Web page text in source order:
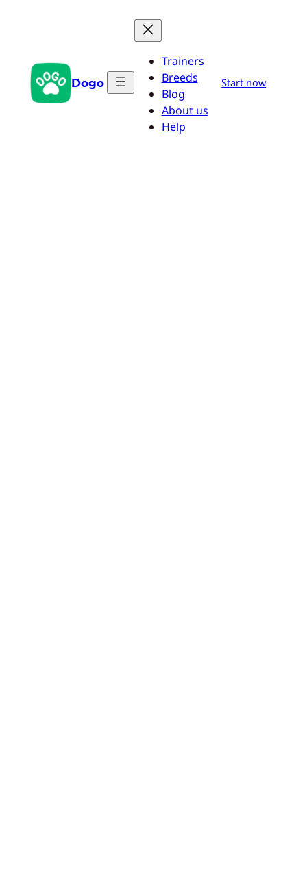
conteúdo Dogo
Trainers
Breeds
Blog
About us
Help
Start now